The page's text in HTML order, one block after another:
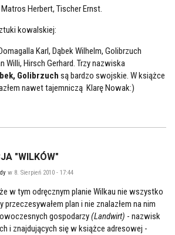
Herbert, Tischer Ernst.
kowalskiej:
Karl, Dąbek Wilhelm, Golibrzuch
Willi, Hirsch Gerhard. Trzy nazwiska
Golibrzuch są bardzo swojskie. W książce
nawet tajemniczą Klarę Nowak:)
"WILKÓW"
w 8. Sierpień 2010 - 17:44
w tym odręcznym planie Wilkau nie wszystko
przeczesywałem plan i nie znalazłem na nim
gospodarzy(Landwirt) - nazwisk
i znajdujących się w książce adresowej -